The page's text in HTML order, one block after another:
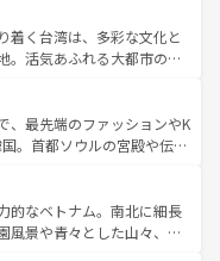
メリカ
てほしい。
を迎えてくれるハワイの
やハワイアンミュージッ
すべてがハワイの魅力を彩
報
しい。
るウルル（エアーズロッ
林やケアンズの熱帯雨林な
、カフェやワイン、オージ
おり、サーフィンやダイ
トドア好きにはたまらな
力を存分に味わいつくそ
着く台湾は、多彩な文化と
。活気あふれる大都市の台
湾東部など、都市の喧騒
、訪れる人に新しい発見と
、奥深い台湾の食文化も魅
、バラエティ豊かな料理
台湾情報は コンテンツ一覧を参
、最先端のファッションやK
。首都ソウルの宮殿や伝統
の自然美を楽しむことが
、絶品のストリートフード
っている。夜には、韓国な
的なベトナム。南北に細長
風景や青々とした山々、世